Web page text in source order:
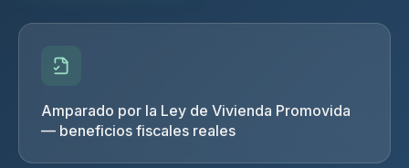
Amparado por la Ley de Vivienda Promovida
— beneficios fiscales reales